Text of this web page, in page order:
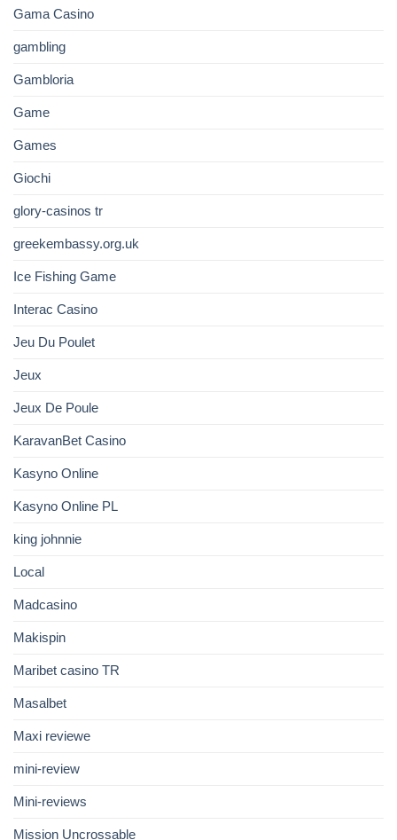
Gama Casino
gambling
Gambloria
Game
Games
Giochi
glory-casinos tr
greekembassy.org.uk
Ice Fishing Game
Interac Casino
Jeu Du Poulet
Jeux
Jeux De Poule
KaravanBet Casino
Kasyno Online
Kasyno Online PL
king johnnie
Local
Madcasino
Makispin
Maribet casino TR
Masalbet
Maxi reviewe
mini-review
Mini-reviews
Mission Uncrossable